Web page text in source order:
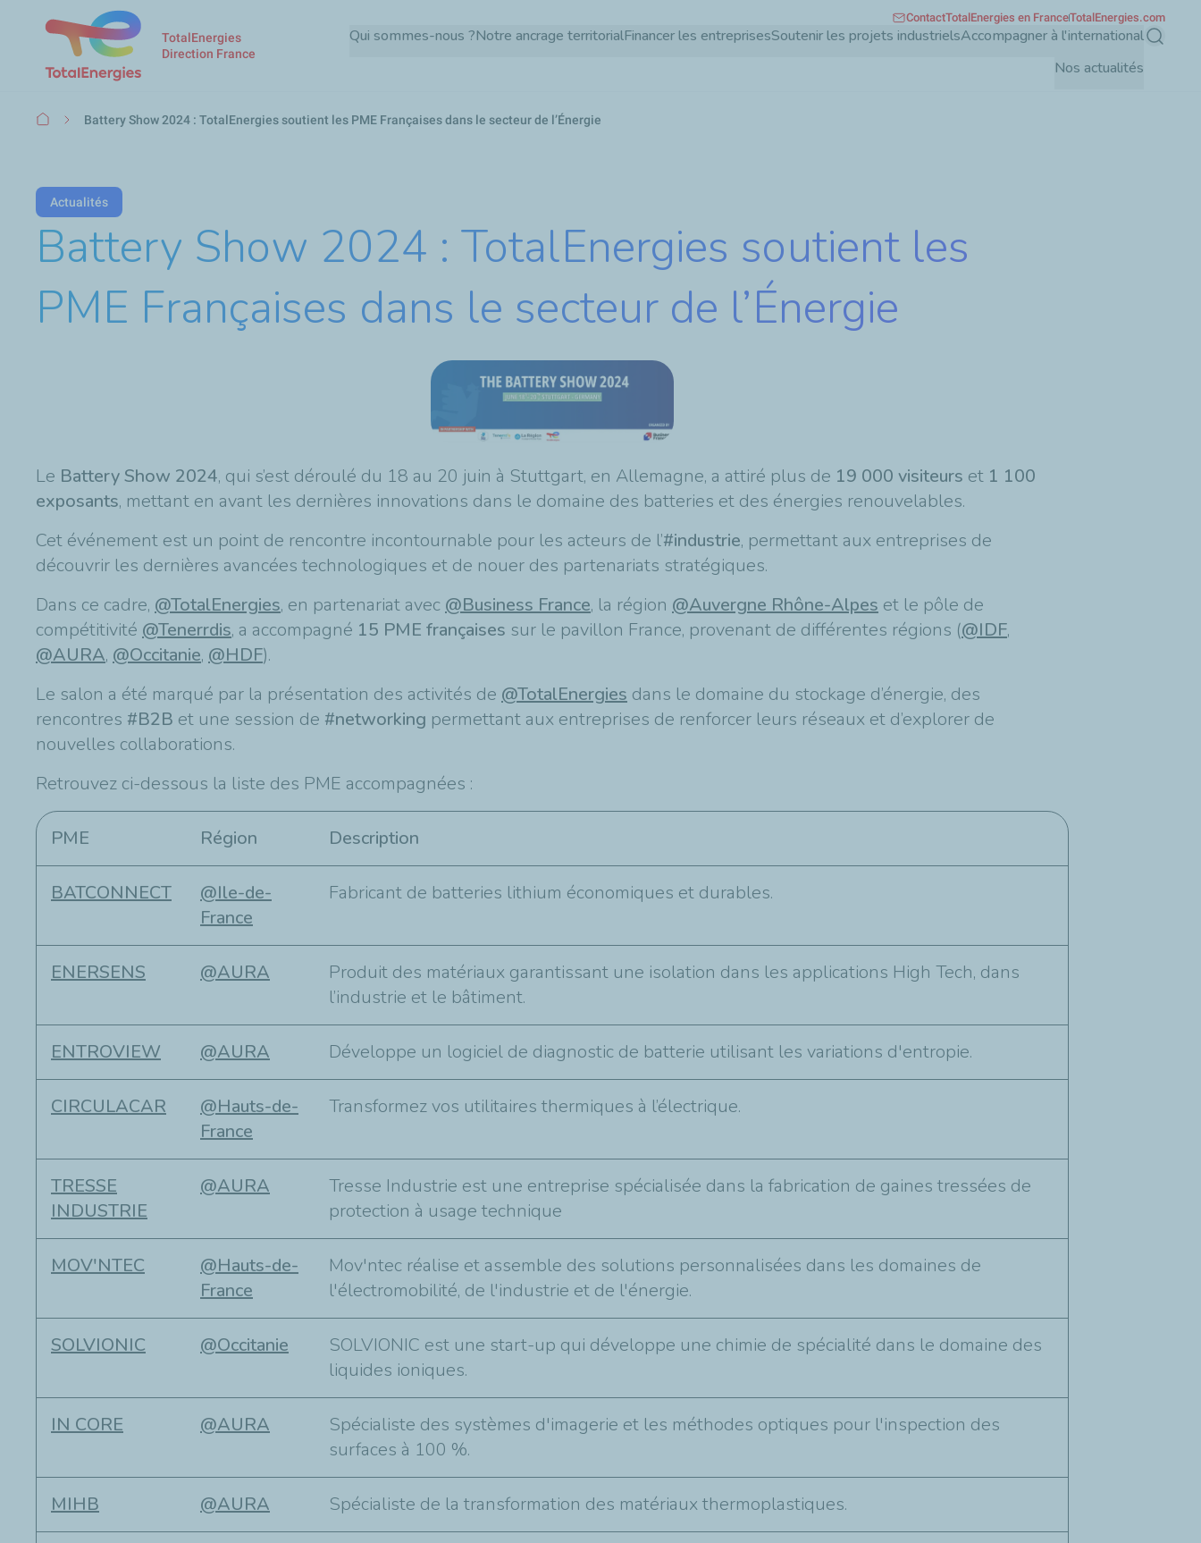
Aller
TotalEnergies
Direction France
Qui sommes-nous ?Notre ancrage territorialFinancer les entreprisesSoutenir les projets industrielsAccompagner à l'international
Nos actualités
ContactTotalEnergies en FranceTotalEnergies.com
Fil
Battery Show 2024 : TotalEnergies soutient les PME Françaises dans le secteur de l’Énergie
Actualités
Battery Show 2024 : TotalEnergies soutient les
PME Françaises dans le secteur de l’Énergie
Le Battery Show 2024, qui s’est déroulé du 18 au 20 juin à Stuttgart, en Allemagne, a attiré plus de 19 000 visiteurs et 1 100
exposants, mettant en avant les dernières innovations dans le domaine des batteries et des énergies renouvelables.
Cet événement est un point de rencontre incontournable pour les acteurs de l’#industrie, permettant aux entreprises de
découvrir les dernières avancées technologiques et de nouer des partenariats stratégiques.
Dans ce cadre, @TotalEnergies, en partenariat avec @Business France, la région @Auvergne Rhône-Alpes et le pôle de
compétitivité @Tenerrdis, a accompagné 15 PME françaises sur le pavillon France, provenant de différentes régions (@IDF,
@AURA, @Occitanie, @HDF).
Le salon a été marqué par la présentation des activités de @TotalEnergies dans le domaine du stockage d’énergie, des
rencontres #B2B et une session de #networking permettant aux entreprises de renforcer leurs réseaux et d’explorer de
nouvelles collaborations.
Retrouvez ci-dessous la liste des PME accompagnées :
PME Région Description
BATCONNECT
@Ile-de-
France
Fabricant de batteries lithium économiques et durables.
ENERSENS @AURA
Produit des matériaux garantissant une isolation dans les applications High Tech, dans
l’industrie et le bâtiment.
ENTROVIEW @AURA Développe un logiciel de diagnostic de batterie utilisant les variations d'entropie.
CIRCULACAR
@Hauts-de-
France
Transformez vos utilitaires thermiques à l’électrique.
TRESSE
INDUSTRIE
@AURA
Tresse Industrie est une entreprise spécialisée dans la fabrication de gaines tressées de
protection à usage technique
MOV'NTEC
@Hauts-de-
France
Mov'ntec réalise et assemble des solutions personnalisées dans les domaines de
l'électromobilité, de l'industrie et de l'énergie.
SOLVIONIC @Occitanie
SOLVIONIC est une start-up qui développe une chimie de spécialité dans le domaine des
liquides ioniques.
IN CORE @AURA
Spécialiste des systèmes d'imagerie et les méthodes optiques pour l'inspection des
surfaces à 100 %.
MIHB @AURA Spécialiste de la transformation des matériaux thermoplastiques.